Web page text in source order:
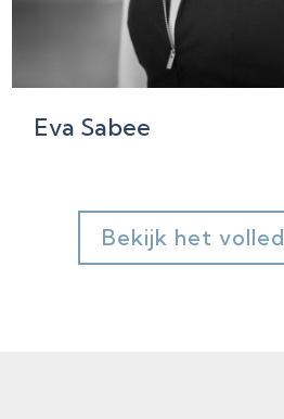
Eva Sabee
Bekijk het